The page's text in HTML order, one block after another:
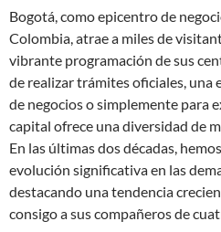
Bogotá, como epicentro de
Colombia, atrae a miles de
vibrante programación de sus
de realizar trámites oficiales, una
de negocios o simplemente para
capital ofrece una diversidad de
En las últimas dos décadas,
evolución significativa en las
destacando una tendencia
consigo a sus compañeros de